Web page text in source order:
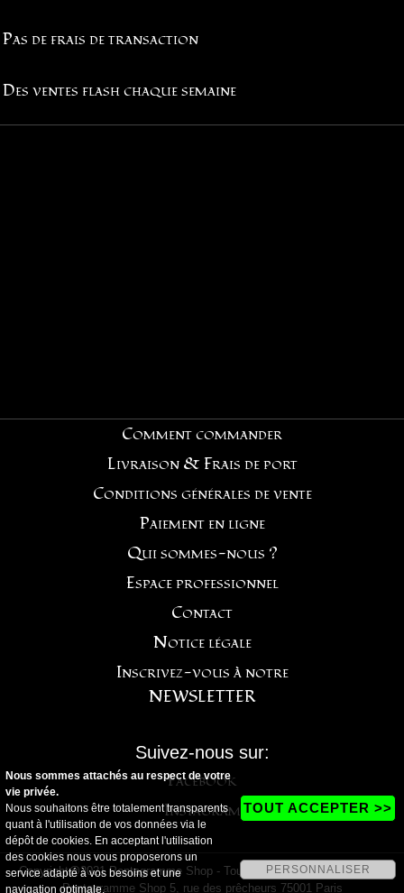
Pas de frais de transaction
Des ventes flash chaque semaine
Comment commander
Livraison & Frais de port
Conditions générales de vente
Paiement en ligne
Qui sommes-nous ?
Espace professionnel
Contact
Notice légale
Inscrivez-vous à notre
NEWSLETTER
Suivez-nous sur:
Facebook
Instagram
Copyright@2021 Pentagramme Shop - Tous droits réservés - Magasin
Pentagramme Shop 5, rue des prêcheurs 75001 Paris
Nous sommes attachés au respect de votre
vie privée.
Nous souhaitons être totalement transparents
quant à l'utilisation de vos données via le
dépôt de cookies. En acceptant l'utilisation
des cookies nous vous proposerons un
service adapté à vos besoins et une
navigation optimale.
TOUT ACCEPTER >>
PERSONNALISER